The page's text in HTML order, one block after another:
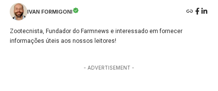
IVAN FORMIGONI
Zootecnista, Fundador do Farmnews e interessado em fornecer
informações úteis aos nossos leitores!
- ADVERTISEMENT -